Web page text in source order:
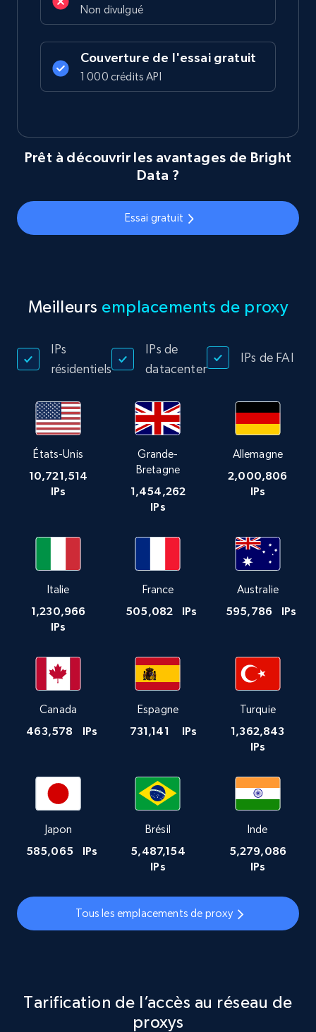
Non divulgué
Couverture de l'essai gratuit
1 000 crédits API
Prêt à découvrir les avantages de Bright
Data ?
Essai gratuit
Meilleurs emplacements de proxy
IPs
résidentiels
IPs de
datacenter
IPs de FAI
États-Unis
10,721,514
IPs
Grande-
Bretagne
1,454,262
IPs
Allemagne
2,000,806
IPs
Italie
1,230,966
IPs
France
505,082 IPs
Australie
595,786 IPs
Canada
463,578 IPs
Espagne
731,141 IPs
Turquie
1,362,843
IPs
Japon
585,065 IPs
Brésil
5,487,154
IPs
Inde
5,279,086
IPs
Tous les emplacements de proxy
Tarification de l’accès au réseau de
proxys